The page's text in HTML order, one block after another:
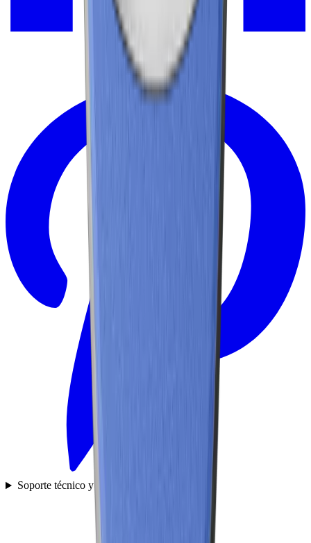
Soporte técnico y preguntas